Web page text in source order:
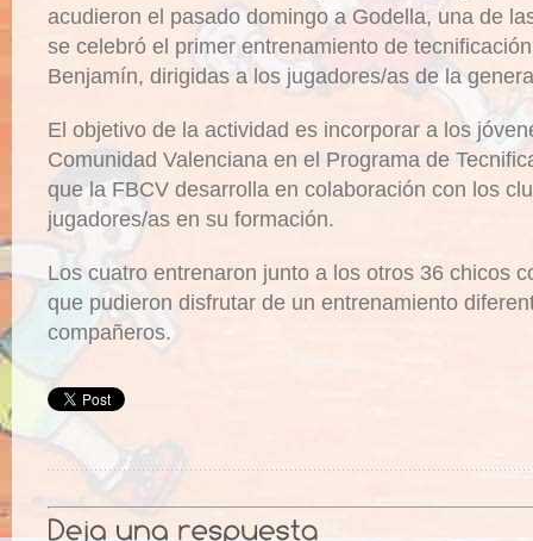
acudieron el pasado domingo a Godella, una de
se celebró el primer entrenamiento de
Benjamín, dirigidas a los jugadores/as de la
El objetivo de la actividad es incorporar a los
Comunidad Valenciana en el Programa de
que la FBCV desarrolla en colaboración con los
jugadores/as en su formación.
Los cuatro entrenaron junto a los otros 36 chicos
que pudieron disfrutar de un entrenamiento
compañeros.